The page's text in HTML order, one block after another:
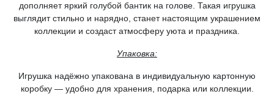
дополняет яркий голубой бантик на голове. Такая игрушка
выглядит стильно и нарядно, станет настоящим украшением
коллекции и создаст атмосферу уюта и праздника.
Упаковка:
Игрушка надёжно упакована в индивидуальную картонную
коробку— удобно для хранения, подарка или коллекции.